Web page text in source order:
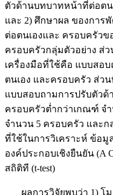
ตัวด้านบทบาทหน้าที่ต่อตน
และ 2) ศึกษาผล ของกา
ต่อตนเองและ ครอบครัวข
ครอบครัวกลุ่มตัวอย่าง ส่ว
เครื่องมือที่ใช้คือ แบบสอ
ตนเอง และครอบครัว ส่ว
แบบสอบถามการปรับตัวด้
ครอบครัวต่ำกว่าเกณฑ์ จ
จำนวน 5 ครอบครัว และ
ที่ใช้ในการวิเคราะห์ ข้อมู
องค์ประกอบเชิงยืนยัน (A
สถิติที (t-test)
ผลการวิจัยพบว่า 1) โม